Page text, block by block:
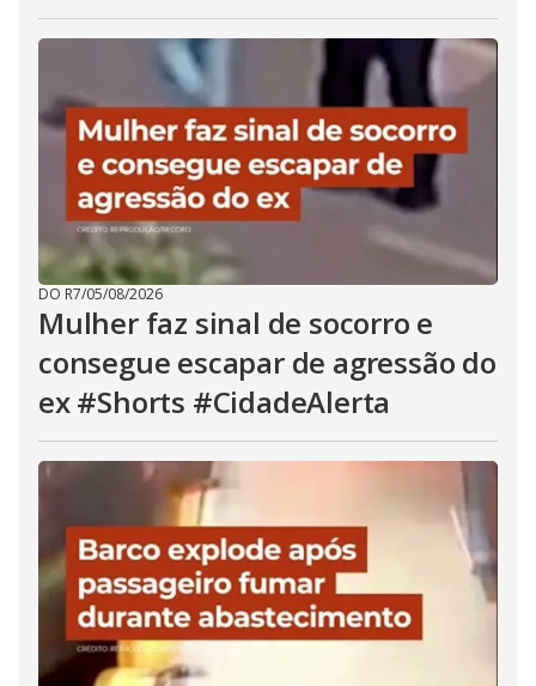
DO R7/05/08/2026
Mulher faz sinal de socorro e
consegue escapar de agressão do
ex #Shorts #CidadeAlerta